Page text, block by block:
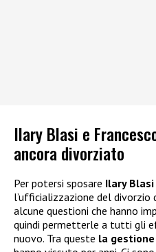
Ilary Blasi e
ancora divorziato
Per potersi sposare Ilary Blasi
l’ufficializzazione del divorzio
alcune questioni che hanno
quindi permetterle a tutti gli
nuovo. Tra queste la